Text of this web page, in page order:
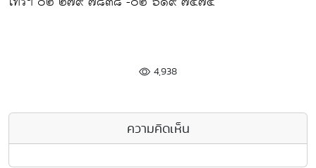
4,938
ความคิดเห็น